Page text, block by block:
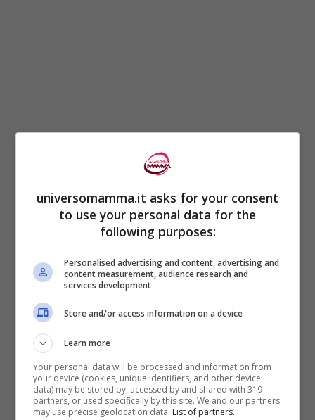
Per voi ancora una giornata splendente. Se
il lavoro vi richiederà qualche sforzo in più,
sarà l’amore e l’intesa con il partner a
ripagare ogni stanchezza, tensione o
migliorerà l’umore di tutta la famiglia e
anche dai figli potreste ricevere delle belle
sorprese inaspettate.
Bilancia
universomamma.it asks for your consent
to use your personal data for the
following purposes:
Personalised advertising and content, advertising and
content measurement, audience research and
services development
Store and/or access information on a device
Learn more
Your personal data will be processed and information from
your device (cookies, unique identifiers, and other device
data) may be stored by, accessed by and shared with 319
partners, or used specifically by this site. We and our partners
may use precise geolocation data. List of partners.